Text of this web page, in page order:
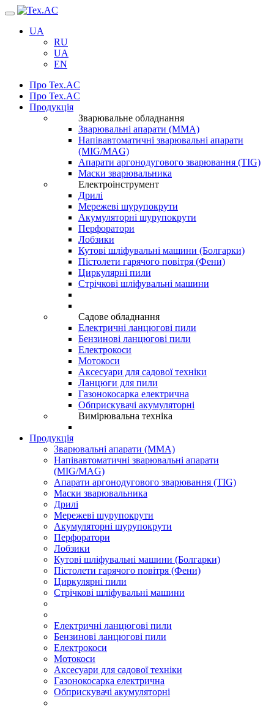
Навігація
UA
RU
UA
EN
Про Tex.AC
Про Tex.AC
Продукція
Зварювальне обладнання
Зварювальні апарати (ММА)
Напівавтоматичні зварювальні апарати
(MIG/MAG)
Апарати аргонодугового зварювання (TIG)
Маски зварювальника
Електроінструмент
Дрилі
Мережеві шурупокрути
Акумуляторні шурупокрути
Перфоратори
Лобзики
Кутові шліфувальні машини (Болгарки)
Пістолети гарячого повітря (Фени)
Циркулярні пили
Стрічкові шліфувальні машини
Садове обладнання
Електричні ланцюгові пили
Бензинові ланцюгові пили
Електрокоси
Мотокоси
Аксесуари для садової техніки
Ланцюги для пили
Газонокосарка електрична
Обприскувачі акумуляторні
Вимірювальна техніка
Продукція
Зварювальні апарати (ММА)
Напівавтоматичні зварювальні апарати
(MIG/MAG)
Апарати аргонодугового зварювання (TIG)
Маски зварювальника
Дрилі
Мережеві шурупокрути
Акумуляторні шурупокрути
Перфоратори
Лобзики
Кутові шліфувальні машини (Болгарки)
Пістолети гарячого повітря (Фени)
Циркулярні пили
Стрічкові шліфувальні машини
Електричні ланцюгові пили
Бензинові ланцюгові пили
Електрокоси
Мотокоси
Аксесуари для садової техніки
Газонокосарка електрична
Обприскувачі акумуляторні